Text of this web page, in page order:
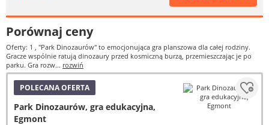
Porównaj ceny
Oferty: 1 , "Park Dinozaurów" to emocjonująca gra planszowa dla całej rodziny.
Gracze wspólnie ratują dinozaury przed kosmiczną burzą, przemieszczając je po
parku. Gra rozw... rozwiń
POLECANA OFERTA
Park Dinozaurów, gra edukacyjna,
Egmont